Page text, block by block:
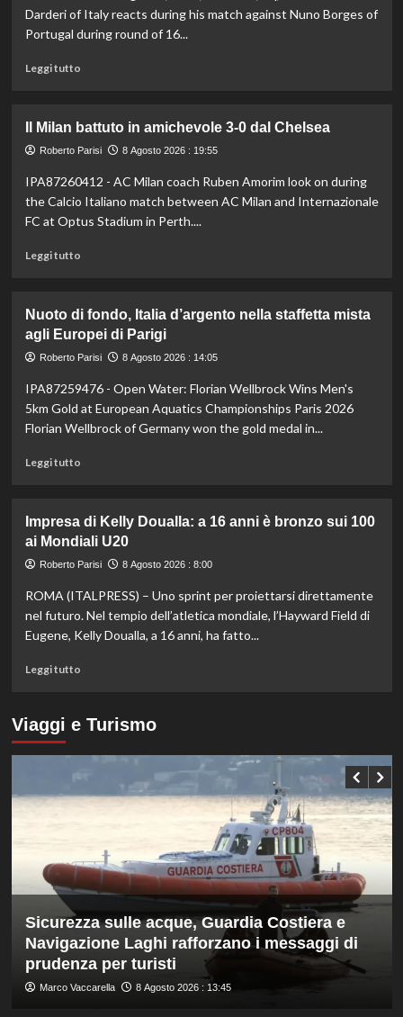
stagionale,
Juventus
Darderi of Italy reacts during his match against Nuno Borges of
Portugal during round of 16...
Leggi tuttoLeggi
Darderi
avanza
quarti
a
Montreal,
battuto
Il Milan battuto in amichevole 3-0 dal Chelsea
Roberto Parisi 8 Agosto 2026 : 19:55
IPA87260412 - AC Milan coach Ruben Amorim look on during
the Calcio Italiano match between AC Milan and Internazionale
FC at Optus Stadium in Perth....
Leggi tuttoLeggi
Il
Milan
battuto
amichevole
3-
0
Nuoto di fondo, Italia d’argento nella staffetta mista
agli Europei di Parigi
Roberto Parisi 8 Agosto 2026 : 14:05
IPA87259476 - Open Water: Florian Wellbrock Wins Men's
5km Gold at European Aquatics Championships Paris 2026
Florian Wellbrock of Germany won the gold medal in...
Leggi tuttoLeggi
Nuoto
di
fondo,
d’argento
nella
staffetta
Parigi
Impresa di Kelly Doualla: a 16 anni è bronzo sui 100
ai Mondiali U20
Roberto Parisi 8 Agosto 2026 : 8:00
ROMA (ITALPRESS) – Uno sprint per proiettarsi direttamente
nel futuro. Nel tempio dell’atletica mondiale, l’Hayward Field di
Eugene, Kelly Doualla, a 16 anni, ha fatto...
Leggi tuttoLeggi
su
Impresa
di
a
bronzo
sui
ai
Mondiali
U20
Viaggi e Turismo
Sicurezza sulle acque, Guardia Costiera e
Navigazione Laghi rafforzano i messaggi di
prudenza per turisti
Marco Vaccarella 8 Agosto 2026 : 13:45